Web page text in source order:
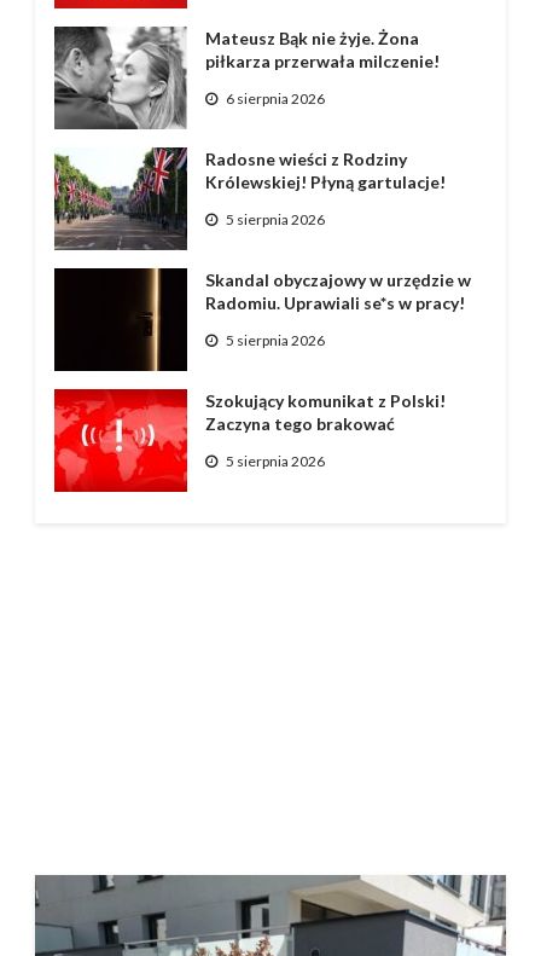
Mateusz Bąk nie żyje. Żona
piłkarza przerwała milczenie!
6 sierpnia 2026
Radosne wieści z Rodziny
Królewskiej! Płyną gartulacje!
5 sierpnia 2026
Skandal obyczajowy w urzędzie w
Radomiu. Uprawiali se*s w pracy!
5 sierpnia 2026
Szokujący komunikat z Polski!
Zaczyna tego brakować
5 sierpnia 2026